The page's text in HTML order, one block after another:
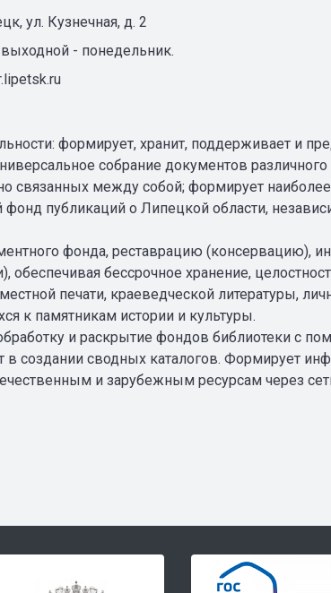
ул. Кузнечная, д. 2
- понедельник.
формирует, хранит, поддерживает и
собрание документов различного
связанных между собой; формирует
фонд публикаций о Липецкой области,
фонда, реставрацию (консервацию),
обеспечивая бессрочное хранение,
печати, краеведческой литературы,
к памятникам истории и культуры.
и раскрытие фондов библиотеки с
в создании сводных каталогов. Формирует
и зарубежным ресурсам через